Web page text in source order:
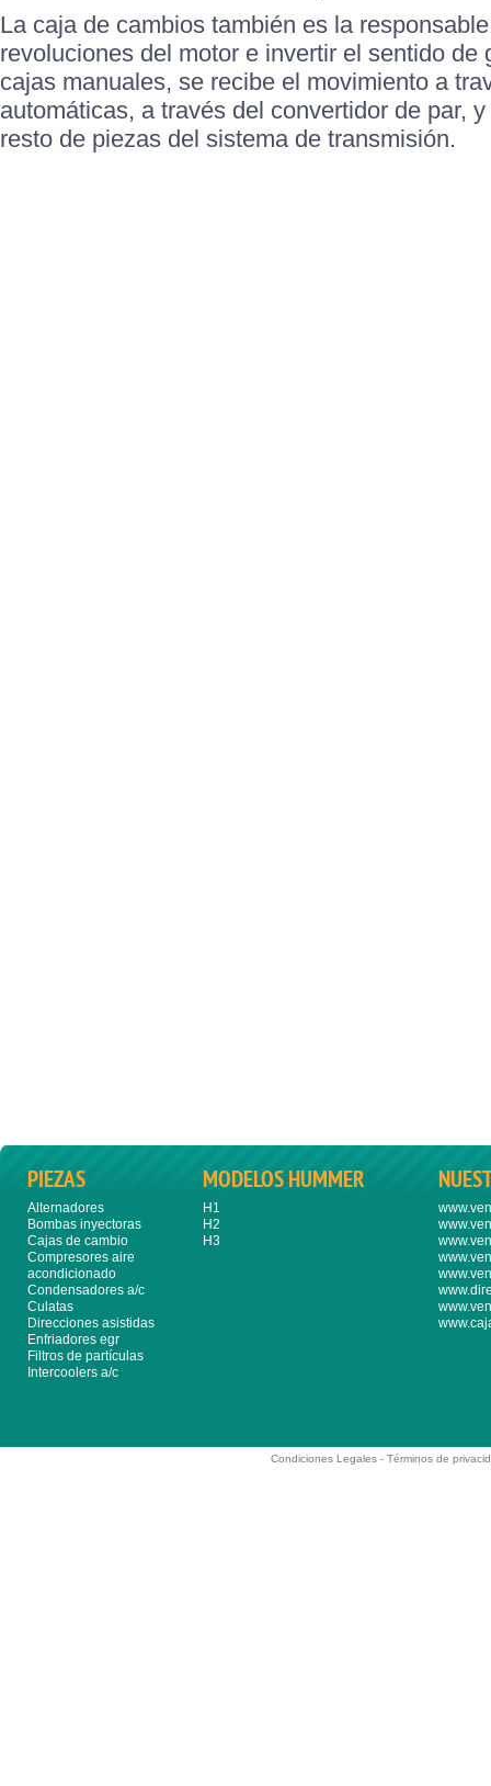
La caja de cambios también es la
revoluciones del motor e invertir el sentido de
cajas manuales, se recibe el movimiento a
automáticas, a través del convertidor de par,
resto de piezas del sistema de transmisión.
PIEZAS
Alternadores
Bombas inyectoras
Cajas de cambio
Compresores aire
acondicionado
Condensadores a/c
Culatas
Direcciones asistidas
Enfriadores egr
Filtros de partículas
Intercoolers a/c
MODELOS HUMMER
H1
H2
H3
Condiciones Legales -Términos de